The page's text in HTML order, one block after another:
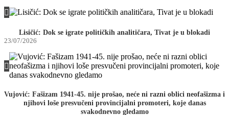
Lisičić: Dok se igrate političkih analitičara, Tivat je u blokadi
23/07/2026
Vujović: Fašizam 1941-45. nije prošao, neće ni razni oblici neofašizma i
njihovi loše presvučeni provincijalni promoteri, koje danas
svakodnevno gledamo